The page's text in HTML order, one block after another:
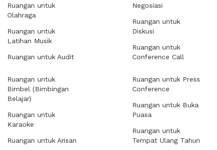
Ruangan untuk
Olahraga
Ruangan untuk
Latihan Musik
Ruangan untuk Audit
Negosiasi
Ruangan untuk
Diskusi
Ruangan untuk
Conference Call
Ruangan untuk
Bimbel (Bimbingan
Belajar)
Ruangan untuk
Karaoke
Ruangan untuk Arisan
Ruangan untuk Press
Conference
Ruangan untuk Buka
Puasa
Ruangan untuk
Tempat Ulang Tahun